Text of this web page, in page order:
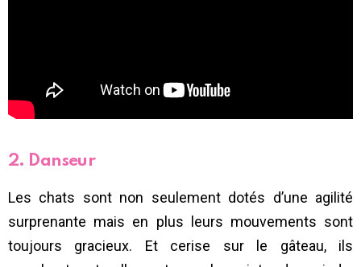
2. Danseur
Les chats sont non seulement dotés d’une agilité
surprenante mais en plus leurs mouvements sont
toujours gracieux. Et cerise sur le gâteau, ils